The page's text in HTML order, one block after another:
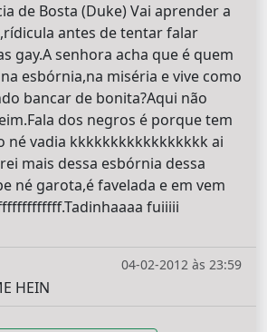
de Bosta (Duke) Vai aprender a
antes de tentar falar
gay.A senhora acha que é quem
esbórnia,na miséria e vive como
bancar de bonita?Aqui não
dos negros é porque tem
né vadia kkkkkkkkkkkkkkkkk ai
mais dessa esbórnia dessa
né garota,é favelada e em vem
fuiiiii
04-02-2012 às 23:59
HEIN